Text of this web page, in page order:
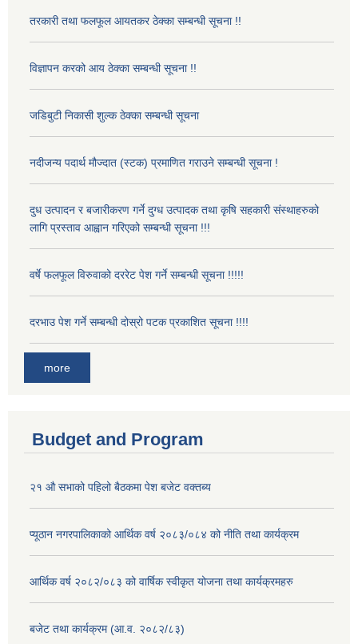
तरकारी तथा फलफूल आयतकर ठेक्का सम्बन्धी सूचना !!
विज्ञापन करको आय ठेक्का सम्बन्धी सूचना !!
जडिबुटी निकासी शुल्क ठेक्का सम्बन्धी सूचना
नदीजन्य पदार्थ मौज्दात (स्टक) प्रमाणित गराउने सम्बन्धी सूचना !
दुध उत्पादन र बजारीकरण गर्ने दुग्ध उत्पादक तथा कृषि सहकारी संस्थाहरुको
लागि प्रस्ताव आह्वान गरिएको सम्बन्धी सूचना !!!
वर्षे फलफूल विरुवाको दररेट पेश गर्ने सम्बन्धी सूचना !!!!!
दरभाउ पेश गर्ने सम्बन्धी दोस्रो पटक प्रकाशित सूचना !!!!
more
Budget and Program
२१ औ सभाको पहिलो बैठकमा पेश बजेट वक्तब्य
प्यूठान नगरपालिकाको आर्थिक वर्ष २०८३/०८४ को नीति तथा कार्यक्रम
आर्थिक वर्ष २०८२/०८३ को वार्षिक स्वीकृत योजना तथा कार्यक्रमहरु
बजेट तथा कार्यक्रम (आ.व. २०८२/८३)